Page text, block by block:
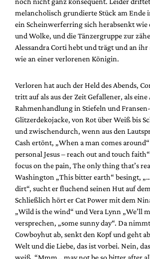
melancholisch grundierte Stück am Ende
ein Scheinwerferring sich herabsenkt wie
und Wolke, und die Tänzergruppe zur
Alessandra Corti hebt und trägt und an ihr
wie an einer verlorenen Königin.
Verloren hat auch der Held des Abends,
tritt auf als aus der Zeit Gefallener, als eine
Rahmenhandlung in Stiefeln und
Glitzerdekojacke, von Rot über Weiß bis
und zwischendurch, wenn aus den
Cash ertönt, „When a man comes
personal Jesus – reach out and touch
focus on the pain, The only thing that’s
Washington „This bitter earth“ besingt,
dirt“, sucht er fluchend seinen Hut auf
Schließlich hört er Cat Power mit dem
„Wild is the wind“ und Vera Lynn „We’ll
versprechen, „some sunny day“. Da
Cowboyhut ab, senkt den Kopf und geht
Welt und die Liebe, das ist vorbei. Nein,
weiß. “Mmm… may not be so bitter after